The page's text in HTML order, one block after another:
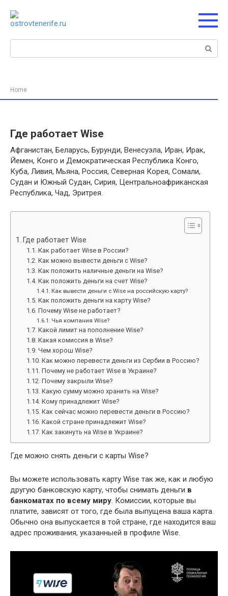
контенту
Поиск:
Home
Где работает Wise
Афганистан, Беларусь, Бурунди, Венесуэла, Иран, Ирак,
Йемен, Конго и Демократическая Республика Конго,
Куба, Ливия, Мьяна, Россия, Северная Корея, Сомали,
Судан и Южный Судан, Сирия, Центральноафриканская
Республика, Чад, Эритрея.
Где работает Wise
Как работает Wise в России?
Как можно вывести деньги с Wise?
Как положить наличные деньги на Wise?
Как положить деньги на счет Wise?
Как вывести деньги с Wise на российскую карту?
Как положить деньги на карту Wise?
Почему Wise не работает?
Чья компания Wise?
Какой лимит на пополнение Wise?
Какая комиссия в Wise?
Чем хорош Wise?
Как можно перевести деньги из Сербии в Россию?
Почему не работает Wise в Украине?
Почему закрыли Wise?
Какую сумму можно хранить на Wise?
Кому принадлежит Wise?
Как сейчас можно перевести деньги в Россию?
Какой стране принадлежит Wise?
Как закинуть на Wise в Украине?
Где можно снять деньги с карты Wise?
Вы можете использовать карту Wise так же, как и любую
другую банковскую карту, чтобы снимать деньги в
банкоматах по всему миру. Комиссии, которые вы
платите, зависят от того, где была выпущена ваша карта.
Обычно она выпускается в той стране, где находится ваш
адрес проживания, указанныей в профиле Wise.